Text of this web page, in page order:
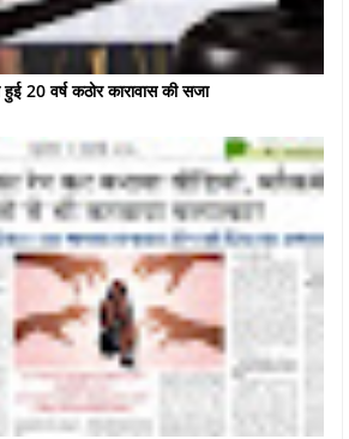
20 वर्ष कठोर कारावास की सजा